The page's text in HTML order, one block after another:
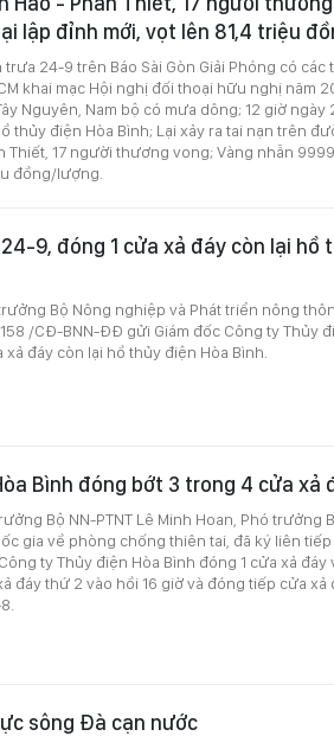
lập đỉnh mới, vọt lên 81,4 triệu
trưa 24-9 trên Báo Sài Gòn Giải Phóng có các
khai mạc Hội nghị đối thoại hữu nghị năm
Nguyên, Nam bộ có mưa dông; 12 giờ ngày
thủy điện Hòa Bình; Lại xảy ra tai nạn trên
Thiết, 17 người thương vong; Vàng nhẫn
đồng/lượng.
9, đóng 1 cửa xả đáy còn lại hồ
Bộ Nông nghiệp và Phát triển nông
/CĐ-BNN-ĐĐ gửi Giám đốc Công ty Thủy
xả đáy còn lại hồ thủy điện Hòa Bình.
Bình đóng bớt 3 trong 4 cửa xả
Bộ NN-PTNT Lê Minh Hoan, Phó trưởng
gia về phòng chống thiên tai, đã ký liên tiếp
ty Thủy điện Hòa Bình đóng 1 cửa xả đáy
đáy thứ 2 vào hồi 16 giờ và đóng tiếp cửa xả
sông Đà cạn nước